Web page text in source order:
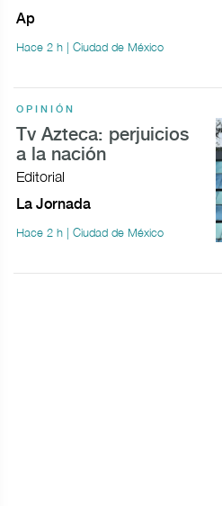
Ap
Hace 2 h | Ciudad de México
OPINIÓN
Tv Azteca: perjuicios
a la nación
Editorial
La Jornada
Hace 2 h | Ciudad de México